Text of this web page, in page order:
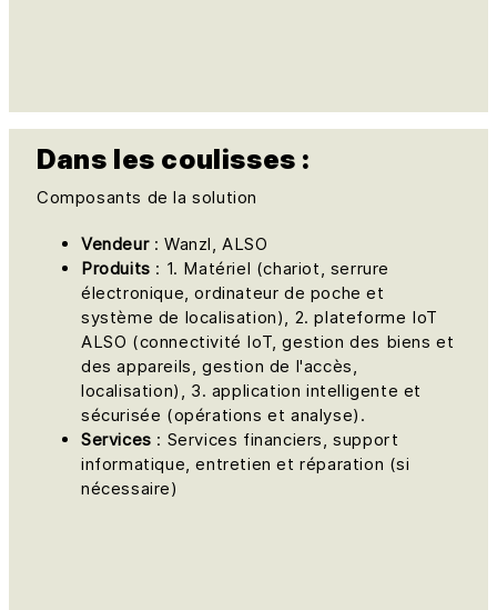
Dans les coulisses :
Composants de la solution
Vendeur: Wanzl, ALSO
Produits : 1. Matériel (chariot, serrure
électronique, ordinateur de poche et
système de localisation), 2. plateforme IoT
ALSO (connectivité IoT, gestion des biens et
des appareils, gestion de l'accès,
localisation), 3. application intelligente et
sécurisée (opérations et analyse).
Services : Services financiers, support
informatique, entretien et réparation (si
nécessaire)